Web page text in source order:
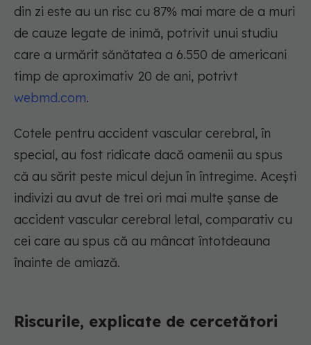
din zi este au un risc cu 87% mai mare de a muri
de cauze legate de inimă, potrivit unui studiu
care a urmărit sănătatea a 6.550 de americani
timp de aproximativ 20 de ani, potrivt
webmd.com.
Cotele pentru accident vascular cerebral, în
special, au fost ridicate dacă oamenii au spus
că au sărit peste micul dejun în întregime. Acești
indivizi au avut de trei ori mai multe șanse de
accident vascular cerebral letal, comparativ cu
cei care au spus că au mâncat întotdeauna
înainte de amiază.
Riscurile, explicate de cercetători